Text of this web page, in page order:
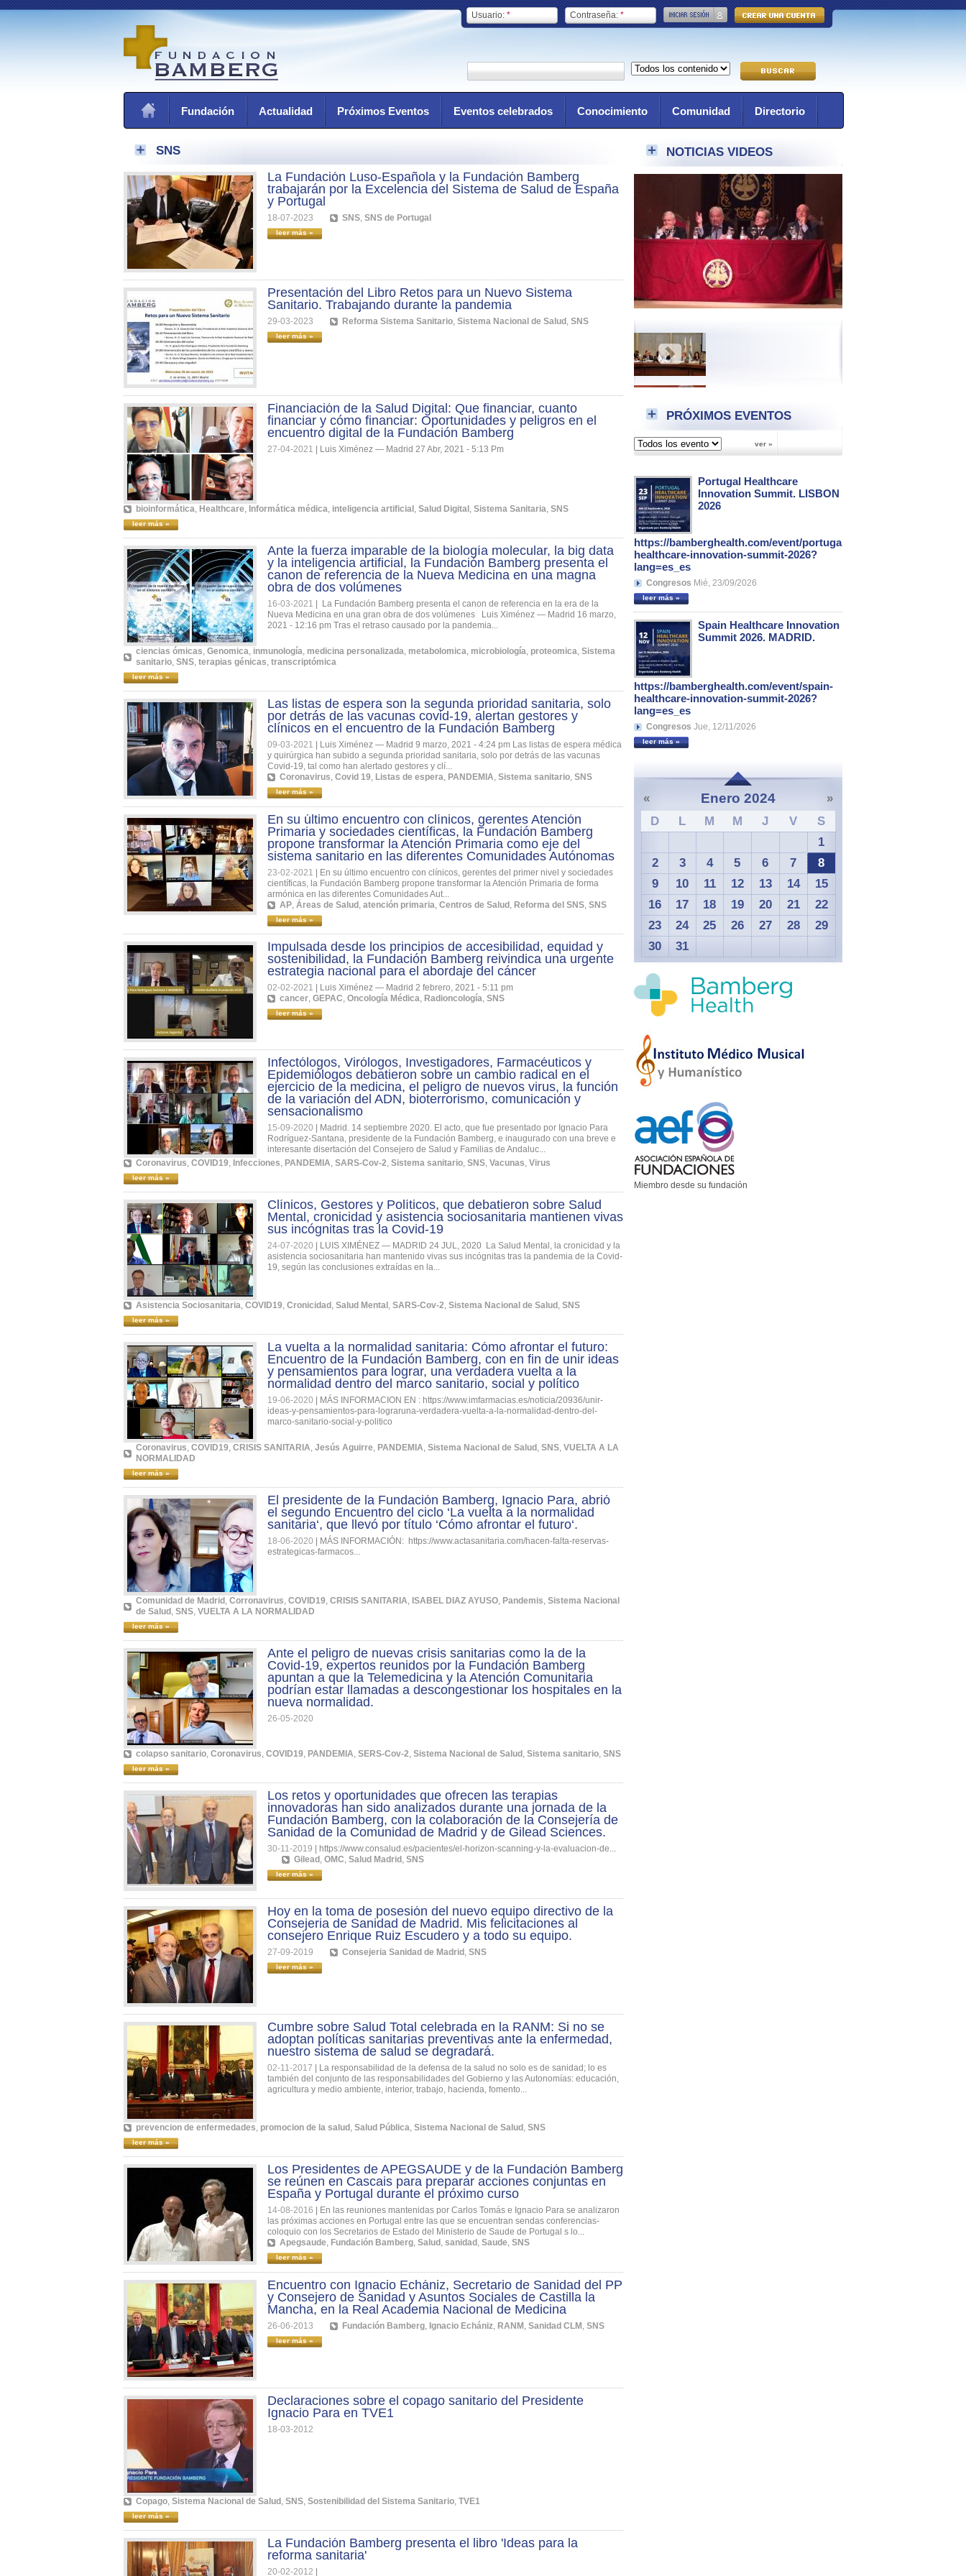
Usuario: * Contraseña: *
Fundación Actualidad Próximos Eventos Eventos celebrados Conocimiento Comunidad Directorio
NOTICIAS VIDEOS
PRÓXIMOS EVENTOS
Portugal Healthcare
Innovation Summit. LISBON
2026
https://bamberghealth.com/event/portugal-
healthcare-innovation-summit-2026?
lang=es_es
Congresos Mié, 23/09/2026
leer más »
Spain Healthcare Innovation
Summit 2026. MADRID.
https://bamberghealth.com/event/spain-
healthcare-innovation-summit-2026?
lang=es_es
Congresos Jue, 12/11/2026
leer más »
« Enero 2024
»
D
L M M J V
S
1
2
3 4 5 6 7
8
9
10 11 12 13 14
15
16
17 18 19 20 21
22
23
24 25 26 27 28
29
30
31
Miembro desde su fundación
SNS
La Fundación Luso-Española y la Fundación Bamberg
trabajarán por la Excelencia del Sistema de Salud de España
y Portugal
18-07-2023 SNS, SNS de Portugal
leer más »
Presentación del Libro Retos para un Nuevo Sistema
Sanitario. Trabajando durante la pandemia
29-03-2023 Reforma Sistema Sanitario, Sistema Nacional de Salud , SNS
leer más »
Financiación de la Salud Digital: Que financiar, cuanto
financiar y cómo financiar: Oportunidades y peligros en el
encuentro digital de la Fundación Bamberg
27-04-2021 Luis Ximénez — Madrid 27 Abr, 2021 - 5:13 Pm
bioinformática, Healthcare, Informática médica, inteligencia artificial , Salud Digital , Sistema Sanitaria, SNS
leer más »
Ante la fuerza imparable de la biología molecular, la big data
y la inteligencia artificial, la Fundación Bamberg presenta el
canon de referencia de la Nueva Medicina en una magna
obra de dos volúmenes
16-03-2021
La Fundación Bamberg presenta el canon de referencia en la era de la
Nueva Medicina en una gran obra de dos volúmenes Luis Ximénez — Madrid 16 marzo,
2021 - 12:16 pm Tras el retraso causado por la pandemia...
ciencias ómicas, Genomica, inmunología, medicina personalizada, metabolomica, microbiología, proteomica, Sistema
sanitario, SNS, terapias génicas, transcriptómica
leer más »
Las listas de espera son la segunda prioridad sanitaria, solo
por detrás de las vacunas covid-19, alertan gestores y
clínicos en el encuentro de la Fundación Bamberg
09-03-2021
Luis Ximénez — Madrid 9 marzo, 2021 - 4:24 pm Las listas de espera médica
y quirúrgica han subido a segunda prioridad sanitaria, solo por detrás de las vacunas
Covid-19, tal como han alertado gestores y clí...
Coronavirus, Covid 19, Listas de espera, PANDEMIA, Sistema sanitario, SNS
leer más »
En su último encuentro con clínicos, gerentes Atención
Primaria y sociedades científicas, la Fundación Bamberg
propone transformar la Atención Primaria como eje del
sistema sanitario en las diferentes Comunidades Autónomas
23-02-2021
En su último encuentro con clínicos, gerentes del primer nivel y sociedades
científicas, la Fundación Bamberg propone transformar la Atención Primaria de forma
armónica en las diferentes Comunidades Aut...
AP, Áreas de Salud , atención primaria, Centros de Salud , Reforma del SNS, SNS
leer más »
Impulsada desde los principios de accesibilidad, equidad y
sostenibilidad, la Fundación Bamberg reivindica una urgente
estrategia nacional para el abordaje del cáncer
02-02-2021
Luis Ximénez — Madrid 2 febrero, 2021 - 5:11 pm
cancer, GEPAC, Oncología Médica, Radioncología, SNS
leer más »
Infectólogos, Virólogos, Investigadores, Farmacéuticos y
Epidemiólogos debatieron sobre un cambio radical en el
ejercicio de la medicina, el peligro de nuevos virus, la función
de la variación del ADN, bioterrorismo, comunicación y
sensacionalismo
15-09-2020
Madrid. 14 septiembre 2020. El acto, que fue presentado por Ignacio Para
Rodríguez-Santana, presidente de la Fundación Bamberg, e inaugurado con una breve e
interesante disertación del Consejero de Salud y Familias de Andaluc...
Coronavirus, COVID19, Infecciones, PANDEMIA, SARS-Cov-2, Sistema sanitario, SNS, Vacunas, Virus
leer más »
Clínicos, Gestores y Políticos, que debatieron sobre Salud
Mental, cronicidad y asistencia sociosanitaria mantienen vivas
sus incógnitas tras la Covid-19
24-07-2020
LUIS XIMÉNEZ — MADRID 24 JUL, 2020 La Salud Mental, la cronicidad y la
asistencia sociosanitaria han mantenido vivas sus incógnitas tras la pandemia de la Covid-
19, según las conclusiones extraídas en la...
Asistencia Sociosanitaria, COVID19, Cronicidad , Salud Mental , SARS-Cov-2, Sistema Nacional de Salud , SNS
leer más »
La vuelta a la normalidad sanitaria: Cómo afrontar el futuro:
Encuentro de la Fundación Bamberg, con en fin de unir ideas
y pensamientos para lograr, una verdadera vuelta a la
normalidad dentro del marco sanitario, social y político
19-06-2020
MÁS INFORMACION EN : https://www.imfarmacias.es/noticia/20936/unir-
ideas-y-pensamientos-para-lograruna-verdadera-vuelta-a-la-normalidad-dentro-del-
marco-sanitario-social-y-politico
Coronavirus, COVID19, CRISIS SANITARIA, Jesús Aguirre, PANDEMIA, Sistema Nacional de Salud , SNS, VUELTA A LA
NORMALIDAD
leer más »
El presidente de la Fundación Bamberg, Ignacio Para, abrió
el segundo Encuentro del ciclo ‘La vuelta a la normalidad
sanitaria‘, que llevó por título ‘Cómo afrontar el futuro‘.
18-06-2020
MÁS INFORMACIÓN: https://www.actasanitaria.com/hacen-falta-reservas-
estrategicas-farmacos...
Comunidad de Madrid , Corronavirus, COVID19, CRISIS SANITARIA, ISABEL DIAZ AYUSO, Pandemis, Sistema Nacional
de Salud , SNS, VUELTA A LA NORMALIDAD
leer más »
Ante el peligro de nuevas crisis sanitarias como la de la
Covid-19, expertos reunidos por la Fundación Bamberg
apuntan a que la Telemedicina y la Atención Comunitaria
podrían estar llamadas a descongestionar los hospitales en la
nueva normalidad.
26-05-2020
colapso sanitario, Coronavirus, COVID19, PANDEMIA, SERS-Cov-2, Sistema Nacional de Salud , Sistema sanitario, SNS
leer más »
Los retos y oportunidades que ofrecen las terapias
innovadoras han sido analizados durante una jornada de la
Fundación Bamberg, con la colaboración de la Consejería de
Sanidad de la Comunidad de Madrid y de Gilead Sciences.
30-11-2019
https://www.consalud.es/pacientes/el-horizon-scanning-y-la-evaluacion-de...
Gilead , OMC, Salud Madrid , SNS
leer más »
Hoy en la toma de posesión del nuevo equipo directivo de la
Consejeria de Sanidad de Madrid. Mis felicitaciones al
consejero Enrique Ruiz Escudero y a todo su equipo.
27-09-2019 Consejeria Sanidad de Madrid , SNS
leer más »
Cumbre sobre Salud Total celebrada en la RANM: Si no se
adoptan políticas sanitarias preventivas ante la enfermedad,
nuestro sistema de salud se degradará.
02-11-2017
La responsabilidad de la defensa de la salud no solo es de sanidad; lo es
también del conjunto de las responsabilidades del Gobierno y las Autonomías: educación,
agricultura y medio ambiente, interior, trabajo, hacienda, fomento...
prevencion de enfermedades, promocion de la salud , Salud Pública, Sistema Nacional de Salud , SNS
leer más »
Los Presidentes de APEGSAUDE y de la Fundación Bamberg
se reúnen en Cascais para preparar acciones conjuntas en
España y Portugal durante el próximo curso
14-08-2016
En las reuniones mantenidas por Carlos Tomás e Ignacio Para se analizaron
las próximas acciones en Portugal entre las que se encuentran sendas conferencias-
coloquio con los Secretarios de Estado del Ministerio de Saude de Portugal s lo...
Apegsaude, Fundación Bamberg, Salud , sanidad , Saude, SNS
leer más »
Encuentro con Ignacio Echániz, Secretario de Sanidad del PP
y Consejero de Sanidad y Asuntos Sociales de Castilla la
Mancha, en la Real Academia Nacional de Medicina
26-06-2013 Fundación Bamberg, Ignacio Echániz, RANM , Sanidad CLM , SNS
leer más »
Declaraciones sobre el copago sanitario del Presidente
Ignacio Para en TVE1
18-03-2012
Copago, Sistema Nacional de Salud , SNS, Sostenibilidad del Sistema Sanitario, TVE1
leer más »
La Fundación Bamberg presenta el libro 'Ideas para la
reforma sanitaria'
20-02-2012